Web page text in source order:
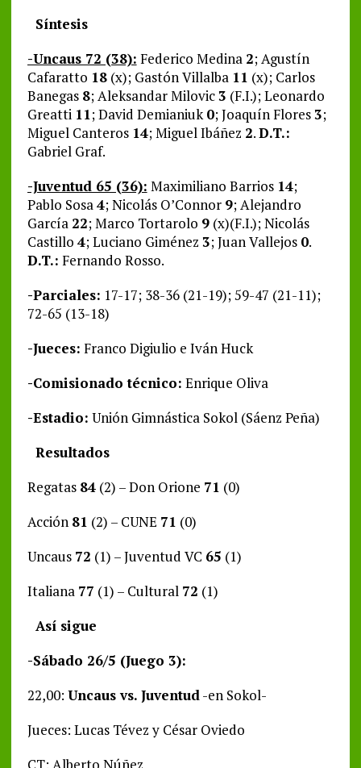
Síntesis
-Uncaus 72 (38): Federico Medina 2; Agustín
Cafaratto 18(x); Gastón Villalba 11 (x); Carlos
Banegas 8; Aleksandar Milovic3 (F.I.); Leonardo
Greatti 11; David Demianiuk0; Joaquín Flores3;
Miguel Canteros 14; Miguel Ibáñez 2.D.T.:
Gabriel Graf.
-Juventud 65 (36): Maximiliano Barrios 14;
Pablo Sosa4; Nicolás O’Connor 9; Alejandro
García 22; Marco Tortarolo 9(x)(F.I.); Nicolás
Castillo 4; Luciano Giménez 3; Juan Vallejos 0.
D.T.: Fernando Rosso.
-Parciales: 17-17; 38-36 (21-19); 59-47 (21-11);
72-65 (13-18)
-Jueces: Franco Digiulio e Iván Huck
-Comisionado técnico: Enrique Oliva
-Estadio: Unión Gimnástica Sokol (Sáenz Peña)
Resultados
Regatas 84(2) – Don Orione 71 (0)
Acción 81 (2) – CUNE 71 (0)
Uncaus 72 (1) – Juventud VC 65 (1)
Italiana 77 (1) – Cultural 72 (1)
Así sigue
-Sábado 26/5 (Juego 3):
22,00: Uncaus vs. Juventud-en Sokol-
Jueces: Lucas Tévez y César Oviedo